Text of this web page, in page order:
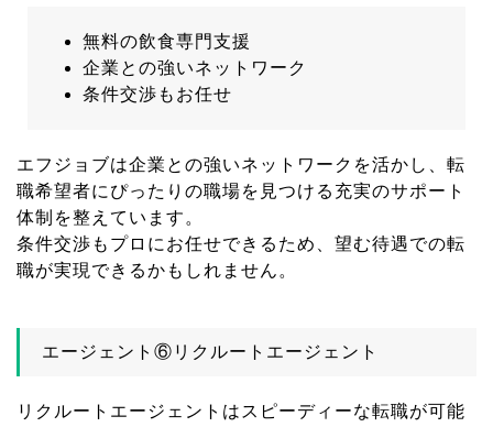
無料の飲食専門支援
企業との強いネットワーク
条件交渉もお任せ
エフジョブは企業との強いネットワークを活かし、転
職希望者にぴったりの職場を見つける充実のサポート
体制を整えています。
条件交渉もプロにお任せできるため、望む待遇での転
職が実現できるかもしれません。
エージェント⑥リクルートエージェント
リクルートエージェントはスピーディーな転職が可能